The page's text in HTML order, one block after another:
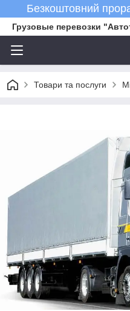
Безкоштовний
Грузовые перевозки
Товари та послуги